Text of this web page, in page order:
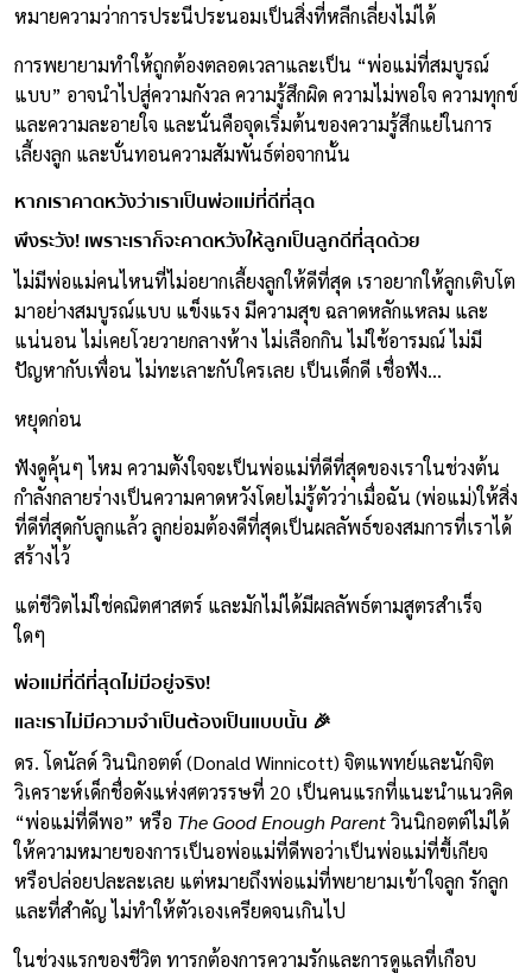
หมายความว่าการประนีประนอมเป็นสิ่งที่หลีกเลี่ยงไม่ได้
การพยายามทำให้ถูกต้องตลอดเวลาและเป็น “พ่อแม่ที่สมบูรณ์
แบบ” อาจนำไปสู่ความกังวล ความรู้สึกผิด ความไม่พอใจ ความทุกข์
และความละอายใจ และนั่นคือจุดเริ่มต้นของความรู้สึกแย่ในการ
เลี้ยงลูก และบั่นทอนความสัมพันธ์ต่อจากนั้น
หากเราคาดหวังว่าเราเป็นพ่อแม่ที่ดีที่สุด
พึงระวัง! เพราะเราก็จะคาดหวังให้ลูกเป็นลูกดีที่สุดด้วย
ไม่มีพ่อแม่คนไหนที่ไม่อยากเลี้ยงลูกให้ดีที่สุด เราอยากให้ลูกเติบโต
มาอย่างสมบูรณ์แบบ แข็งแรง มีความสุข ฉลาดหลักแหลม และ
แน่นอน ไม่เคยโวยวายกลางห้าง ไม่เลือกกิน ไม่ใช้อารมณ์ ไม่มี
ปัญหากับเพื่อน ไม่ทะเลาะกับใครเลย เป็นเด็กดี เชื่อฟัง…
หยุดก่อน
ฟังดูคุ้นๆ ไหม ความตั้งใจจะเป็นพ่อแม่ที่ดีที่สุดของเราในช่วงต้น
กำลังกลายร่างเป็นความคาดหวังโดยไม่รู้ตัวว่าเมื่อฉัน (พ่อแม่)​ให้สิ่ง
ที่ดีที่สุดกับลูกแล้ว ลูกย่อมต้องดีที่สุดเป็นผลลัพธ์ของสมการที่เราได้
สร้างไว้
แต่ชีวิตไม่ใช่คณิตศาสตร์ และมักไม่ได้มีผลลัพธ์ตามสูตรสำเร็จ
ใดๆ
พ่อแม่ที่ดีที่สุดไม่มีอยู่จริง!
และเราไม่มีความจำเป็นต้องเป็นแบบนั้น 🎉
ดร. โดนัลด์ วินนิกอตต์ (Donald Winnicott) จิตแพทย์และนักจิต
วิเคราะห์เด็กชื่อดังแห่งศตวรรษที่ 20 เป็นคนแรกที่แนะนำแนวคิด
“พ่อแม่ที่ดีพอ” หรือ The Good Enough Parentวินนิกอตต์ไม่ได้
ให้ความหมายของการเป็นอพ่อแม่ที่ดีพอว่าเป็นพ่อแม่ที่ขี้เกียจ
หรือปล่อยปละละเลย แต่หมายถึงพ่อแม่ที่พยายามเข้าใจลูก รักลูก
และที่สำคัญ ไม่ทำให้ตัวเองเครียดจนเกินไป
ในช่วงแรกของชีวิต ทารกต้องการความรักและการดูแลที่เกือบ